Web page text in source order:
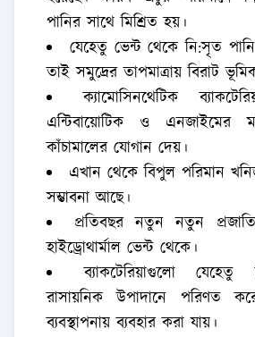
পানির সাথে মিশ্রিত হয়।
যেহেতু ভেন্ট থেকে নি:সৃত
তাই সমুদ্রের তাপমাত্রায় বিরাট
ক্যামোসিনথেটিক
এন্টিবায়োটিক ও এনজাইমের
কাঁচামালের যোগান দেয়।
এখান থেকে বিপুল পরিমান
সম্ভাবনা আছে।
প্রতিবছর নতুন নতুন
হাইড্রোথার্মাল ভেন্ট থেকে।
ব্যাকটেরিয়াগুলো যেহেতু
রাসায়নিক উপাদানে পরিণত
ব্যবস্থাপনায় ব্যবহার করা যায়।